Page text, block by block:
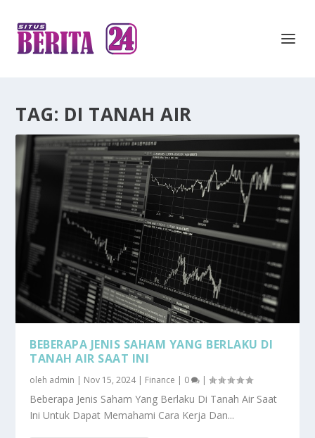
TAG: DI TANAH AIR
BEBERAPA JENIS SAHAM YANG BERLAKU DI
TANAH AIR SAAT INI
oleh admin | Nov 15, 2024| Finance | 0 |
Beberapa Jenis Saham Yang Berlaku Di Tanah Air Saat
Ini Untuk Dapat Memahami Cara Kerja Dan...